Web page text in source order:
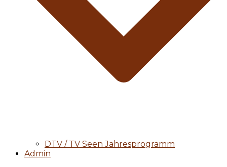
DTV / TV Seen Jahresprogramm
Admin